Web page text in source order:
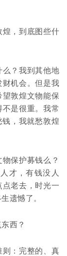
煌，到底图些什
么？我到其他地
财机会。但是我
敦煌文物能保
是很重。我常
钱，我就愁敦煌
保护募钱么？
才，有钱没人
老去，时光一
遗憾了。
西？
则：完整的、真